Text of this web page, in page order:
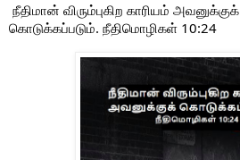
நீதிமான் விரும்புகிற காரியம் அவனுக்குக்
கொடுக்கப்படும். நீதிமொழிகள் 10:24